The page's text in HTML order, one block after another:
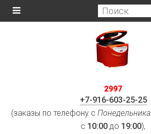
2997
+7-916-603-25-25
(заказы по телефону с Понедельника
с 10:00 до 19:00),